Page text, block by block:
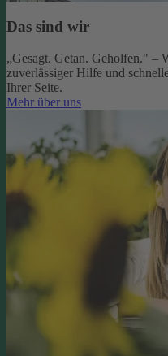
Das sind wir
„Gesagt. Getan. Geholfen." –
zuverlässiger Hilfe und
Ihrer Seite.
Mehr über uns